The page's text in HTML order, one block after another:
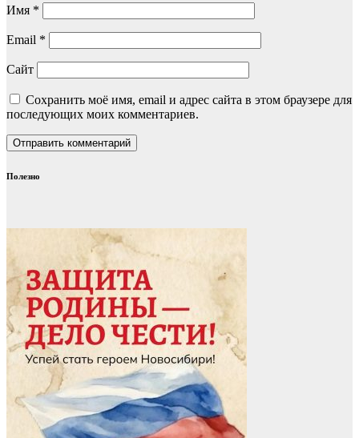
Имя *
Email *
Сайт
Сохранить моё имя, email и адрес сайта в этом браузере для
последующих моих комментариев.
Полезно